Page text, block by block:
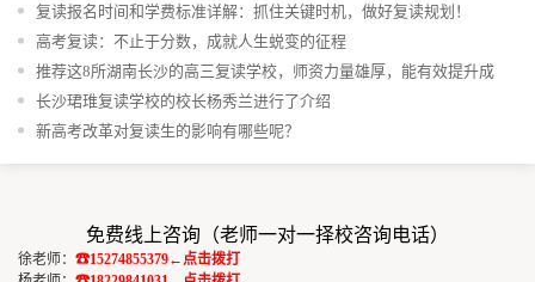
复读报名时间和学费标准详解：抓住关键时机，做好复读规划！
高考复读：不止于分数，成就人生蜕变的征程
推荐这8所湖南长沙的高三复读学校，师资力量雄厚，能有效提升成
绩。长沙珺琟复读学校的校长杨秀兰进行了介绍
新高考改革对复读生的影响有哪些呢？
免费线上咨询（老师一对一择校咨询电话）
徐老师： ☎15274855379←点击拨打